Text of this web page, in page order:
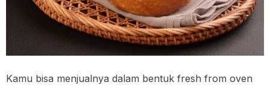
Kamu bisa menjualnya dalam bentuk fresh from oven